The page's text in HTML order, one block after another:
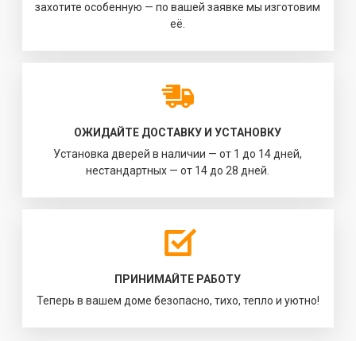
захотите особенную — по вашей заявке мы изготовим
её.
ОЖИДАЙТЕ ДОСТАВКУ И УСТАНОВКУ
Установка дверей в наличии — от 1 до 14 дней,
нестандартных — от 14 до 28 дней.
ПРИНИМАЙТЕ РАБОТУ
Теперь в вашем доме безопасно, тихо, тепло и уютно!